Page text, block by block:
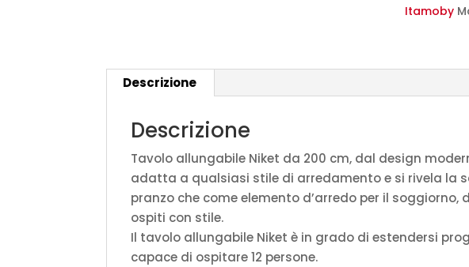
frassino
quantità
Itamoby
Descrizione
Descrizione
Tavolo allungabile Niket da 200 cm, dal design
adatta a qualsiasi stile di arredamento e si rivela la
pranzo che come elemento d’arredo per il soggiorno,
ospiti con stile.
Il tavolo allungabile Niket è in grado di estendersi
capace di ospitare 12 persone.